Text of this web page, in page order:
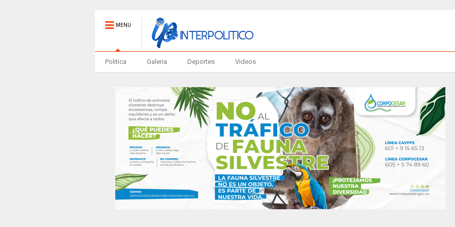
MENU
Politica Galeria Deportes Videos